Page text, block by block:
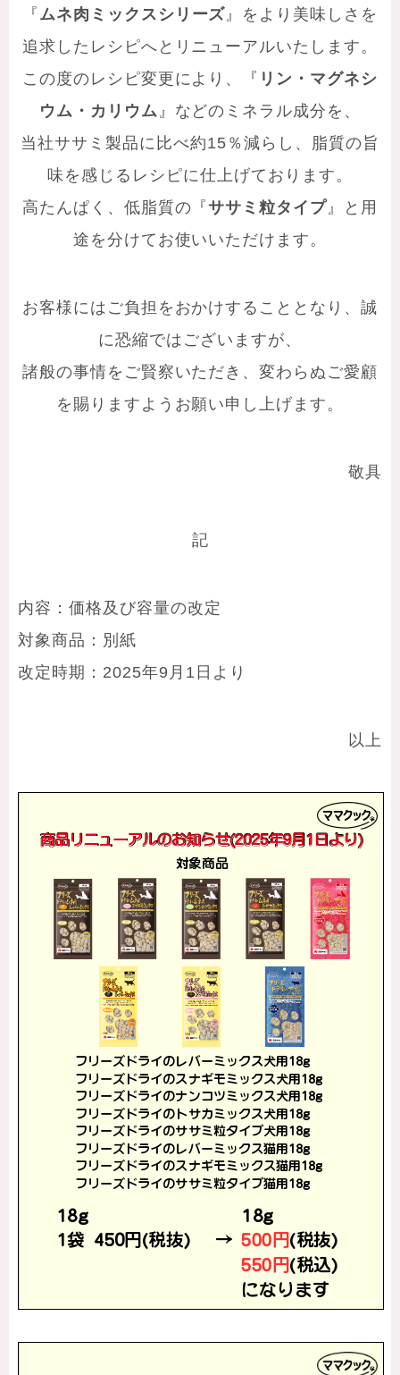
『 ムネ肉ミックスシリーズ』をより美味しさを
追求したレシピへとリニューアルいたします。
この度のレシピ変更により、『 リン・マグネシ
ウム・カリウム』などのミネラル成分を、
当社ササミ製品に比べ約15 ％減らし、脂質の旨
味を感じるレシピに仕上げております。
高たんぱく、低脂質の『ササミ粒タイプ』と用
途を分けてお使いいただけます。
お客様にはご負担をおかけすることとなり、誠
に恐縮ではございますが、
諸般の事情をご賢察いただき、変わらぬご愛顧
を賜りますようお願い申し上げます。
敬具
記
内容：価格及び容量の改定
対象商品：別紙
改定時期：2025年9月1日より
以上